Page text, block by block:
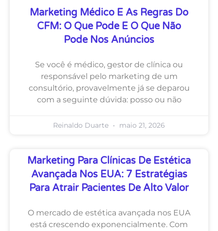
Marketing Médico E As Regras Do
CFM: O Que Pode E O Que Não
Pode Nos Anúncios
Se você é médico, gestor de clínica ou
responsável pelo marketing de um
consultório, provavelmente já se deparou
com a seguinte dúvida: posso ou não
Reinaldo Duarte maio 21, 2026
Marketing Para Clínicas De Estética
Avançada Nos EUA: 7 Estratégias
Para Atrair Pacientes De Alto Valor
O mercado de estética avançada nos EUA
está crescendo exponencialmente. Com